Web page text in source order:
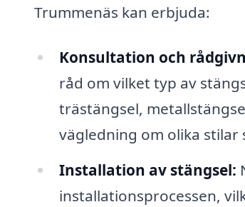
Trummenäs kan erbjuda:
Konsultation och
råd om vilket typ av
trästängsel,
vägledning om olika
Installation av stängsel:
installationsprocessen,